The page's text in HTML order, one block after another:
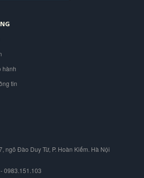
hành
tin
ngõ Đào Duy Từ, P. Hoàn Kiếm. Hà Nội
0983.151.103